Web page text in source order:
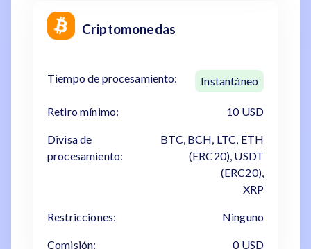
Criptomonedas
Tiempo de procesamiento: Instantáneo
Retiro mínimo: 10 USD
Divisa de
procesamiento:
BTC, BCH, LTC, ETH
(ERC20), USDT
(ERC20),
XRP
Restricciones: Ninguno
Comisión: 0 USD